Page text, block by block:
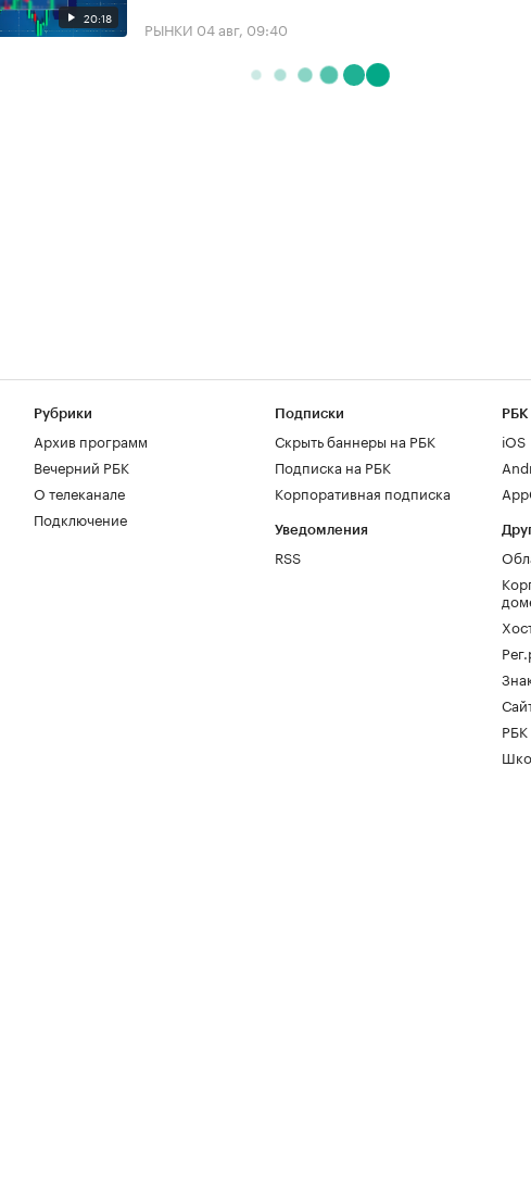
20:18 РЫНКИ 04 авг, 09:40
Рубрики
Архив программ
Вечерний РБК
О телеканале
Подключение
Подписки
Скрыть баннеры на РБК
Подписка на РБК
Корпоративная подписка
Уведомления
RSS
РБК
iOS